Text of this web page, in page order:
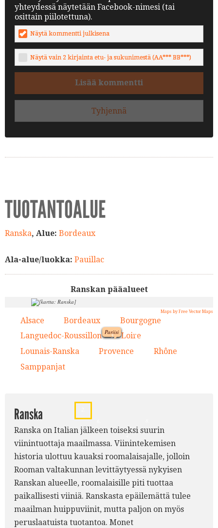
yhteydessä näytetään Facebook-nimesi (tai
osittain piilotettuna).
Näytä kommentti julkisena
Näytä vain 2 kirjainta etu- ja sukunimestä (AA*** BB***)
Lisää kommentti
Tyhjennä
TUOTANTOALUE
Ranska, Alue: Bordeaux
Ala-alue/luokka: Pauillac
Ranskan pääalueet
Pariisi
1.
7.
9.
Maps by Free Vector Maps
Alsace Bordeaux Bourgogne
Languedoc-Roussillon 5. Loire
Lounais-Ranska Provence Rhône
Samppanjat
Ranska
Ranska on Italian jälkeen toiseksi suurin
viinintuottaja maailmassa. Viinintekemisen
historia ulottuu kauaksi roomalaisajalle, jolloin
Rooman valtakunnan levittäytyessä nykyisen
Ranskan alueelle, roomalaisille piti tuottaa
paikallisesti viiniä. Ranskasta epäilemättä tulee
maailman huippuviinit, mutta paljon on myös
peruslaatuista tuotantoa. Monet